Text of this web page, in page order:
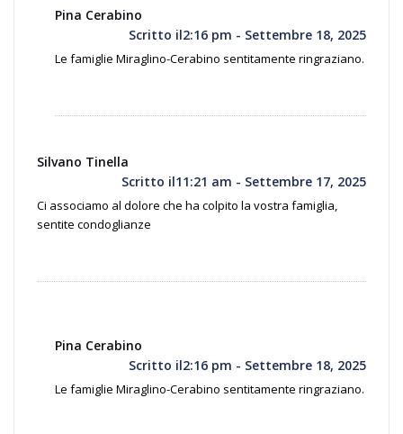
Pina Cerabino
Scritto il2:16 pm - Settembre 18, 2025
Le famiglie Miraglino-Cerabino sentitamente ringraziano.
Silvano Tinella
Scritto il11:21 am - Settembre 17, 2025
Ci associamo al dolore che ha colpito la vostra famiglia,
sentite condoglianze
Pina Cerabino
Scritto il2:16 pm - Settembre 18, 2025
Le famiglie Miraglino-Cerabino sentitamente ringraziano.